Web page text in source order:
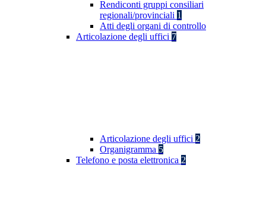
Rendiconti gruppi consiliari
regionali/provinciali 1
Atti degli organi di controllo
Articolazione degli uffici 7
Articolazione degli uffici 2
Organigramma 5
Telefono e posta elettronica 2